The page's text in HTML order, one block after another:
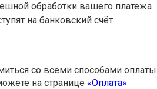
обработки вашего платежа
на банковский счёт
со всеми способами оплаты
на странице «Оплата»